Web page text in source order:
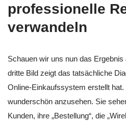
professionelle
verwandeln
Schauen wir uns nun das
dritte Bild zeigt das tatsächliche
Online-Einkaufssystem erstellt
wunderschön anzusehen. Sie
Kunden, ihre „Bestellung“, die